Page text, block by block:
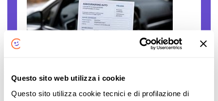
Questo sito web utilizza i cookie
Questo sito utilizza cookie tecnici e di profilazione di
Polizze auto false: come verificare se una
compagnia è autorizzata